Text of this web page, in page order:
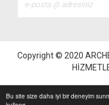
Bu site size daha iyi bir deneyim
Copyright © 2020